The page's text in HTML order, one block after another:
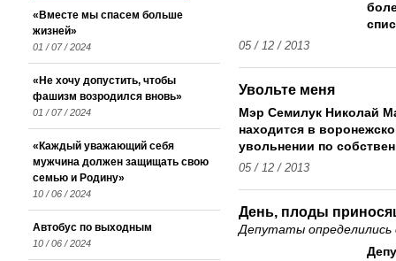
05 / 12 / 2013
Увольте меня
Мэр Семилук Николай
находится в
увольнении по
05 / 12 / 2013
День, плоды
Депутаты определились
«Вместе мы спасем больше
жизней»
01 / 07 / 2024
«Не хочу допустить, чтобы
фашизм возродился вновь»
01 / 07 / 2024
«Каждый уважающий себя
мужчина должен защищать свою
семью и Родину»
10 / 06 / 2024
Автобус по выходным
10 / 06 / 2024